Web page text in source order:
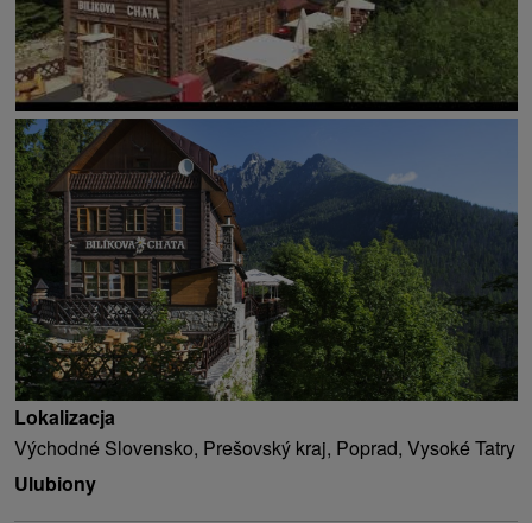
Lokalizacja
Východné Slovensko, Prešovský kraj, Poprad, Vysoké Tatry
Ulubiony